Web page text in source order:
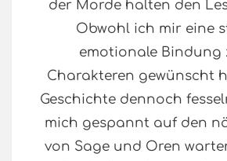
der Morde halten den
Obwohl ich mir eine
emotionale Bindung
Charakteren gewünscht
Geschichte dennoch
mich gespannt auf den
von Sage und Oren